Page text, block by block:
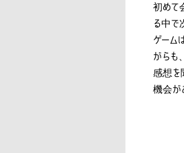
初めて
る中で
ゲーム
がらも
感想を
機会が